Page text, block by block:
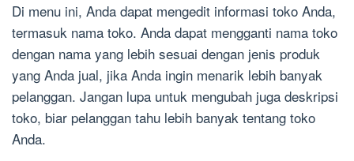
Di menu ini, Anda dapat mengedit informasi toko Anda,
termasuk nama toko. Anda dapat mengganti nama toko
dengan nama yang lebih sesuai dengan jenis produk
yang Anda jual, jika Anda ingin menarik lebih banyak
pelanggan. Jangan lupa untuk mengubah juga deskripsi
toko, biar pelanggan tahu lebih banyak tentang toko
Anda.